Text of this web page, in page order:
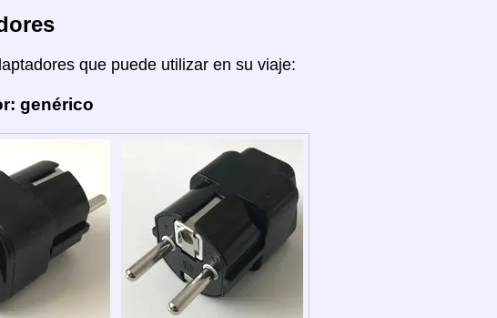
que puede utilizar en su viaje:
genérico